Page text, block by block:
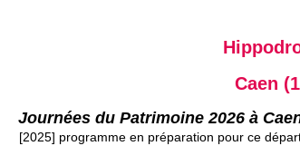
Caen
Journées du Patrimoine 2026 à
[2025] programme en préparation pour ce